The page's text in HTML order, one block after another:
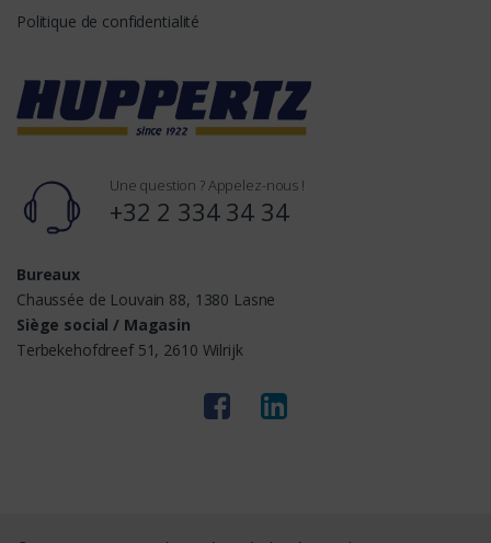
Politique de confidentialité
Une question ? Appelez-nous !
+32 2 334 34 34
Bureaux
Chaussée de Louvain 88, 1380 Lasne
Siège social / Magasin
Terbekehofdreef 51, 2610 Wilrijk